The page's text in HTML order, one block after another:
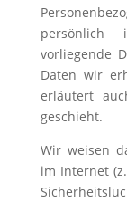
persönlich
vorliegende
Daten wir
erläutert
geschieht.
Wir weisen
im Internet